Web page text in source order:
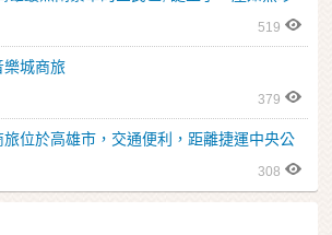
519
樂城商旅
379
旅位於高雄市，交通便利，距離捷運中央公
名的新堀江商圈有不到 10 分鐘的步行路
308